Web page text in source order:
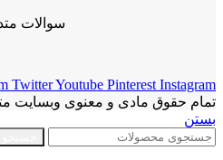
سوالات
TwitterYoutube Pinterest Instagram
تمام حقوق مادی و معنوی وبسایت
بستن